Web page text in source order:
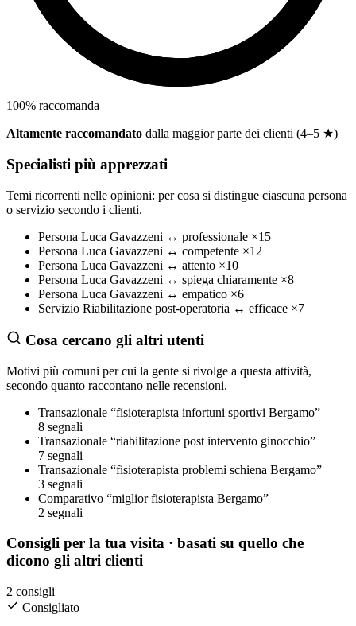
100% raccomanda
Altamente raccomandato dalla maggior parte dei clienti (4–5 ★)
Specialisti più apprezzati
Temi ricorrenti nelle opinioni: per cosa si distingue ciascuna persona
o servizio secondo i clienti.
Persona Luca Gavazzeni ↔ professionale ×15
Persona Luca Gavazzeni ↔ competente ×12
Persona Luca Gavazzeni ↔ attento ×10
Persona Luca Gavazzeni ↔ spiega chiaramente ×8
Persona Luca Gavazzeni ↔ empatico ×6
Servizio Riabilitazione post-operatoria ↔ efficace ×7
Cosa cercano gli altri utenti
Motivi più comuni per cui la gente si rivolge a questa attività,
secondo quanto raccontano nelle recensioni.
Transazionale “fisioterapista infortuni sportivi Bergamo”
8 segnali
Transazionale “riabilitazione post intervento ginocchio”
7 segnali
Transazionale “fisioterapista problemi schiena Bergamo”
3 segnali
Comparativo “miglior fisioterapista Bergamo”
2 segnali
Consigli per la tua visita · basati su quello che
dicono gli altri clienti
2 consigli
Consigliato